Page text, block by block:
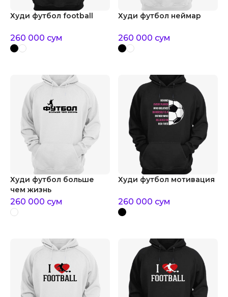
Худи футбол football
260 000 сум
Худи футбол неймар
260 000 сум
Худи футбол больше
чем жизнь
260 000 сум
Худи футбол мотивация
260 000 сум